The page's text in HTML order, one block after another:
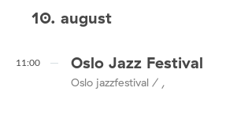
10. august
11:00 Oslo Jazz Festival
Oslo jazzfestival / ,